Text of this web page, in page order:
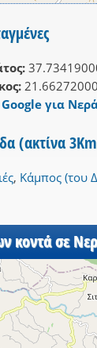
για
(ακτίνα
, Κάμπος (του
κοντά σε